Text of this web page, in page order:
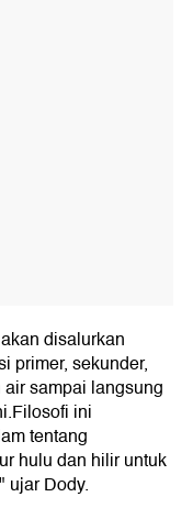
disalurkan
primer, sekunder,
sampai langsung
ini
tentang
hulu dan hilir untuk
ujar Dody.